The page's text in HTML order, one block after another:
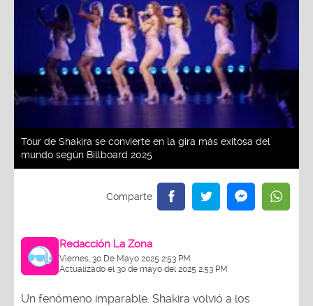
Tour de Shakira se convierte en la gira más exitosa del
mundo según Billboard 2025
Redacción La Zona
Viernes, 30 De Mayo 2025 2:53 PM
Actualizado el 30 de mayo del 2025 2:53 PM
Un fenómeno imparable. Shakira volvió a los